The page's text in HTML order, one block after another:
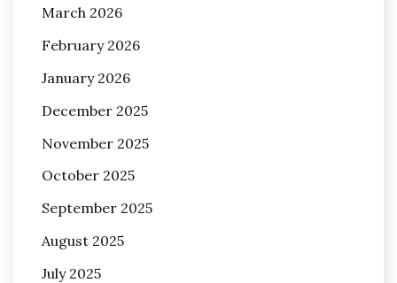
March 2026
February 2026
January 2026
December 2025
November 2025
October 2025
September 2025
August 2025
July 2025